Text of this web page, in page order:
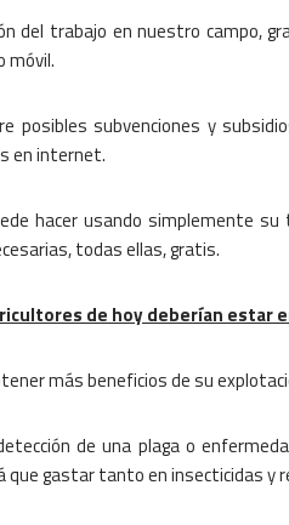
del trabajo en nuestro campo,
móvil.
posibles subvenciones y
en internet.
hacer usando simplemente
todas ellas, gratis.
de hoy deberían estar
más beneficios de su
de una plaga o
que gastar tanto en insecticidas y